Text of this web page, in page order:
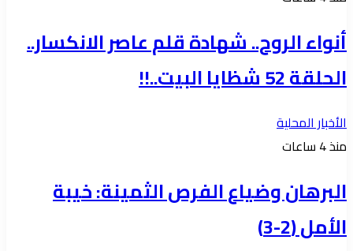
أنواء الروح.. شهادة قلم عاصر الانكسار..
الحلقة 52 شظايا البيت..!!
الأخبار المحلية
منذ 4 ساعات
البرهان وضياع الفرص الثمينة: خيبة
الأمل (2-3)